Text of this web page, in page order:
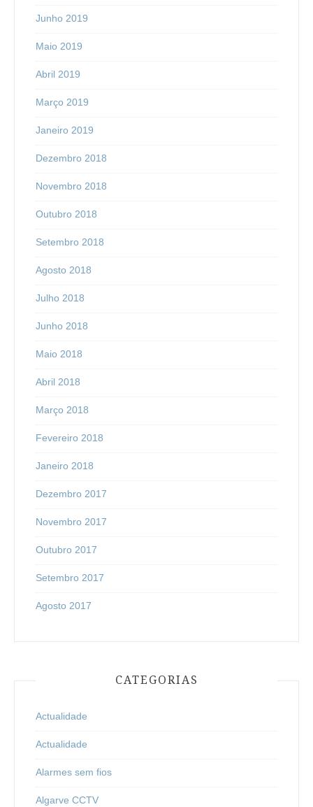
Junho 2019
Maio 2019
Abril 2019
Março 2019
Janeiro 2019
Dezembro 2018
Novembro 2018
Outubro 2018
Setembro 2018
Agosto 2018
Julho 2018
Junho 2018
Maio 2018
Abril 2018
Março 2018
Fevereiro 2018
Janeiro 2018
Dezembro 2017
Novembro 2017
Outubro 2017
Setembro 2017
Agosto 2017
CATEGORIAS
Actualidade
Actualidade
Alarmes sem fios
Algarve CCTV